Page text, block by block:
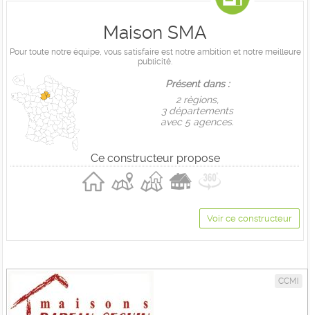
Maison SMA
Pour toute notre équipe, vous satisfaire est notre ambition et notre meilleure
publicité.
Présent dans :
2 règions,
3 départements
avec 5 agences.
Ce constructeur propose
Voir ce constructeur
CCMI